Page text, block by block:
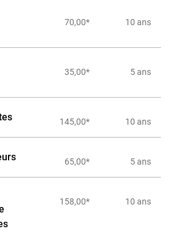
70,00* 10 ans
35,00* 5 ans
145,00* 10 ans
65,00* 5 ans
158,00* 10 ans